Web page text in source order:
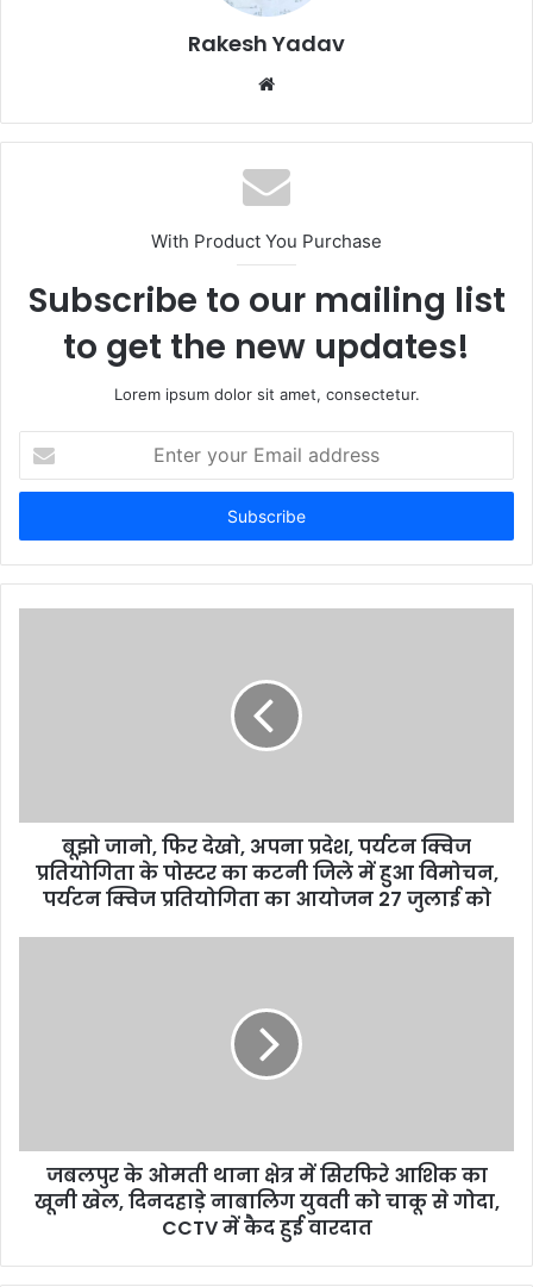
Rakesh Yadav
b
s
i
e
With Product You Purchase
Subscribe to our mailing list
to get the new updates!
Lorem ipsum dolor sit amet, consectetur.
t
r
y
s
बूझो जानो, फिर देखो, अपना प्रदेश, पर्यटन क्विज
प्रतियोगिता के पोस्टर का कटनी जिले में हुआ विमोचन,
पर्यटन क्विज प्रतियोगिता का आयोजन 27 जुलाई को
जबलपुर के ओमती थाना क्षेत्र में सिरफिरे आशिक का
खूनी खेल, दिनदहाड़े नाबालिग युवती को चाकू से गोदा,
CCTV में कैद हुई वारदात